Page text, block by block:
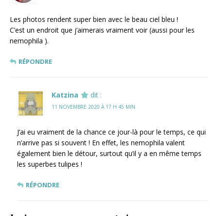
Les photos rendent super bien avec le beau ciel bleu !
C’est un endroit que j’aimerais vraiment voir (aussi pour les
nemophila ).
RÉPONDRE
Katzina dit :
11 NOVEMBRE 2020 À 17 H 45 MIN
J’ai eu vraiment de la chance ce jour-là pour le temps, ce qui
n’arrive pas si souvent ! En effet, les nemophila valent
également bien le détour, surtout qu’il y a en même temps
les superbes tulipes !
RÉPONDRE